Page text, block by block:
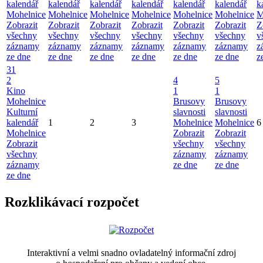
kalendář
Mohelnice
Zobrazit
všechny
záznamy
ze dne
kalendář
Mohelnice
Zobrazit
všechny
záznamy
ze dne
kalendář
Mohelnice
Zobrazit
všechny
záznamy
ze dne
kalendář
Mohelnice
Zobrazit
všechny
záznamy
ze dne
kalendář
Mohelnice
Zobrazit
všechny
záznamy
ze dne
kalendář
Mohelnice
Zobrazit
všechny
záznamy
ze dne
31
2
Kino
Mohelnice
Kulturní
kalendář
Mohelnice
Zobrazit
všechny
záznamy
ze dne
1 2 3
4
1
Brusovy
slavnosti
Mohelnice
Zobrazit
všechny
záznamy
ze dne
5
1
Brusovy
slavnosti
Mohelnice
Zobrazit
všechny
záznamy
ze dne
6
Rozklikávací rozpočet
Interaktivní a velmi snadno ovladatelný informační zdroj